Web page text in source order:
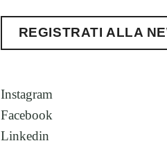
REGISTRATI ALLA
Instagram
Facebook
Linkedin